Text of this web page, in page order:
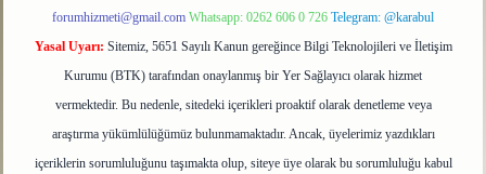
forumhizmeti@gmail.com Whatsapp: 0262 606 0 726 Telegram: @karabul
Yasal Uyarı: Sitemiz, 5651 Sayılı Kanun gereğince Bilgi Teknolojileri ve İletişim
Kurumu (BTK) tarafından onaylanmış bir Yer Sağlayıcı olarak hizmet
vermektedir. Bu nedenle, sitedeki içerikleri proaktif olarak denetleme veya
araştırma yükümlülüğümüz bulunmamaktadır. Ancak, üyelerimiz yazdıkları
içeriklerin sorumluluğunu taşımakta olup, siteye üye olarak bu sorumluluğu kabul